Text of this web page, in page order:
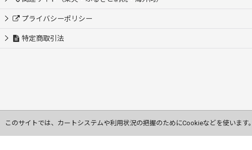
プライバシーポリシー
特定商取引法
このサイトでは、カートシステムや利用状況の把握のためにCookieなどを使いま